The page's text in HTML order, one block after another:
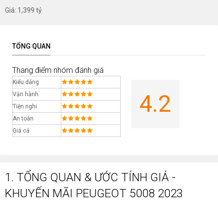
Giá: 1,399 tỷ
TỔNG QUAN
Thang điểm nhóm đánh giá
Kiểu dáng
Vận hành
Tiện nghi
An toàn
Giá cả
4.2
1. TỔNG QUAN & ƯỚC TÍNH GIÁ -
KHUYẾN MÃI PEUGEOT 5008 2023